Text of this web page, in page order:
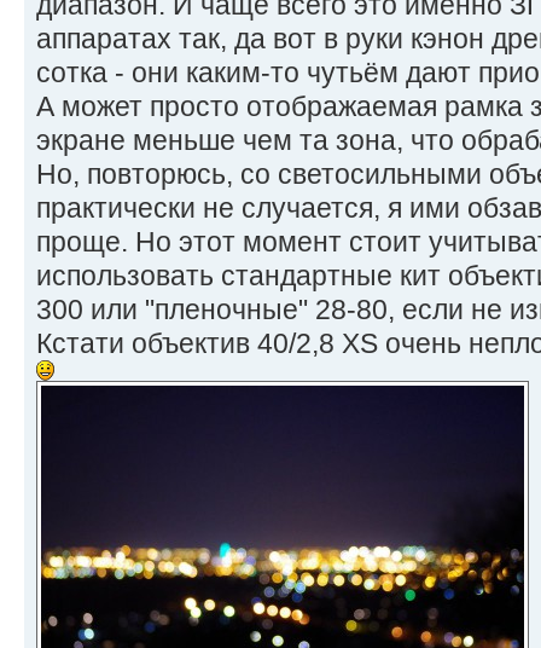
аппаратах так, да вот в руки кэнон
сотка - они каким-то чутьём дают
А может просто отображаемая рамка
экране меньше чем та зона, что
Но, повторюсь, со светосильными
практически не случается, я ими
проще. Но этот момент стоит
использовать стандартные кит
300 или "пленочные" 28-80, если не
Кстати объектив 40/2,8 XS очень